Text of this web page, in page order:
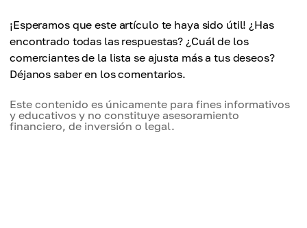
¡Esperamos que este artículo te haya sido útil! ¿Has
encontrado todas las respuestas? ¿Cuál de los
comerciantes de la lista se ajusta más a tus deseos?
Déjanos saber en los comentarios.
Este contenido es únicamente para fines informativos
y educativos y no constituye asesoramiento
financiero, de inversión o legal.